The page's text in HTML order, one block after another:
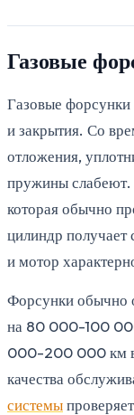
Газовые
Газовые
и закрытия. Со
отложения,
пружины слабеют.
которая обычно
цилиндр
и мотор
Форсунки обычно
на 80 000-100
000-200 000 км в
качества
системы